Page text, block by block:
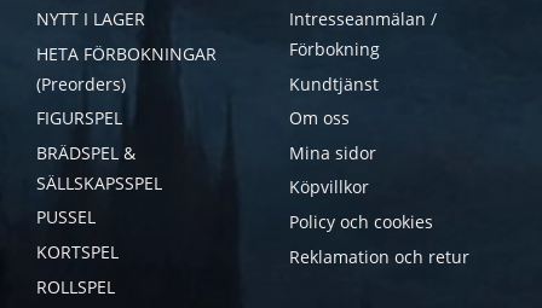
NYTT I LAGER
HETA FÖRBOKNINGAR
(Preorders)
FIGURSPEL
BRÄDSPEL &
SÄLLSKAPSSPEL
PUSSEL
KORTSPEL
ROLLSPEL
Intresseanmälan /
Förbokning
Kundtjänst
Om oss
Mina sidor
Köpvillkor
Policy och cookies
Reklamation och retur